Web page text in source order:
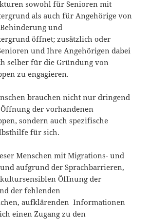
sowohl für Senioren mit
als auch für Angehörige von
und
öffnet; zusätzlich oder
und Ihre Angehörigen dabei
selber für die Gründung von
zu engagieren.
brauchen nicht nur dringend
der vorhandenen
sondern auch spezifische
für sich.
Menschen mit Migrations- und
aufgrund der Sprachbarrieren,
Öffnung der
der fehlenden
aufklärenden Informationen
einen Zugang zu den